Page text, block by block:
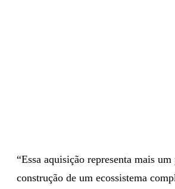
“Essa aquisição representa mais um
construção de um ecossistema